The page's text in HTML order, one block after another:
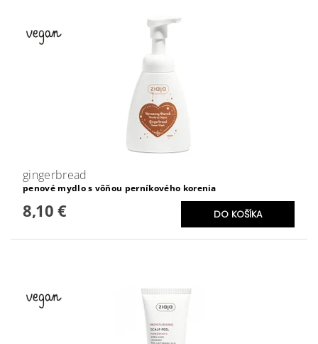
gingerbread
penové mydlo s vôňou perníkového korenia
8,10 €